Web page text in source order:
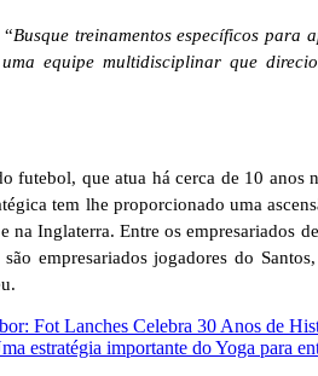
Busque treinamentos específicos para
equipe multidisciplinar que
futebol, que atua há cerca de 10
tem lhe proporcionado uma
na Inglaterra. Entre os empresariados
empresariados jogadores do
Fot Lanches Celebra 30 Anos de
estratégia importante do Yoga para